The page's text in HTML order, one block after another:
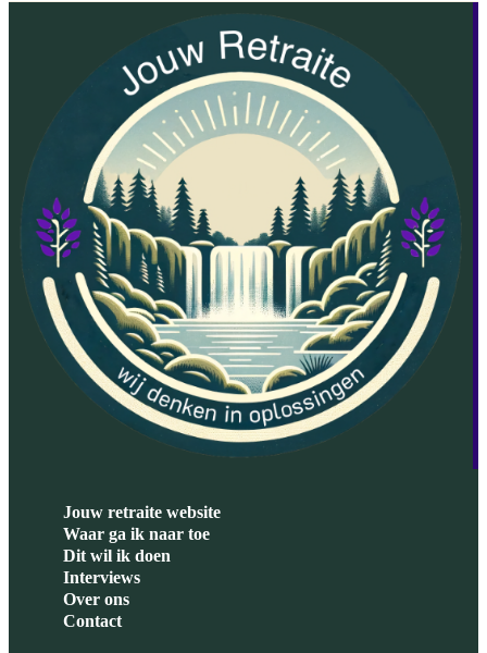
Jouw retraite website
Waar ga ik naar toe
Dit wil ik doen
Interviews
Over ons
Contact